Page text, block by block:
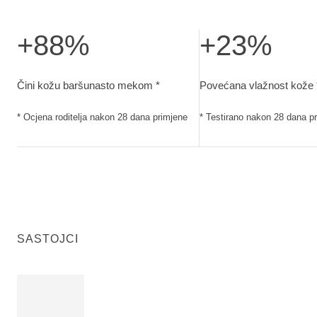
+88%
Čini kožu baršunasto mekom *
* Ocjena roditelja nakon 28 dana primjene
+23%
Povećana vlažnost kože
* Testirano nakon 28 dana
SASTOJCI